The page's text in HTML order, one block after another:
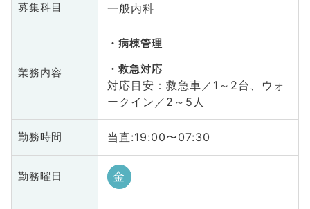
募集科目 一般内科
業務内容
病棟管理
救急対応
対応目安：救急車／1～2台、ウォ
ークイン／2～5人
勤務時間 当直:19:00〜07:30
勤務曜日 金